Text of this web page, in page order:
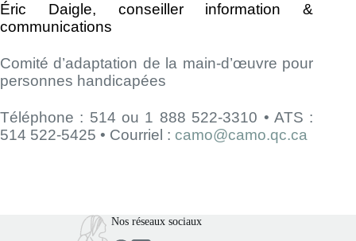
Éric Daigle, conseiller information &
communications
Comité d’adaptation de la main-d’œuvre pour
personnes handicapées
Téléphone : 514 ou 1 888 522-3310 • ATS :
514 522-5425 • Courriel : camo@camo.qc.ca
Nos réseaux sociaux